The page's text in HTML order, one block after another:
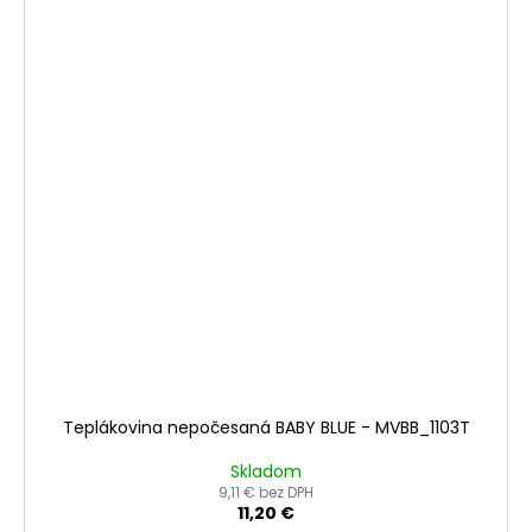
Teplákovina nepočesaná BABY BLUE - MVBB_1103T
Skladom
9,11 € bez DPH
11,20 €